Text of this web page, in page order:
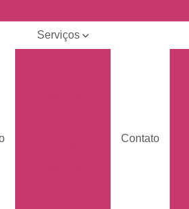
Serviços
Contato